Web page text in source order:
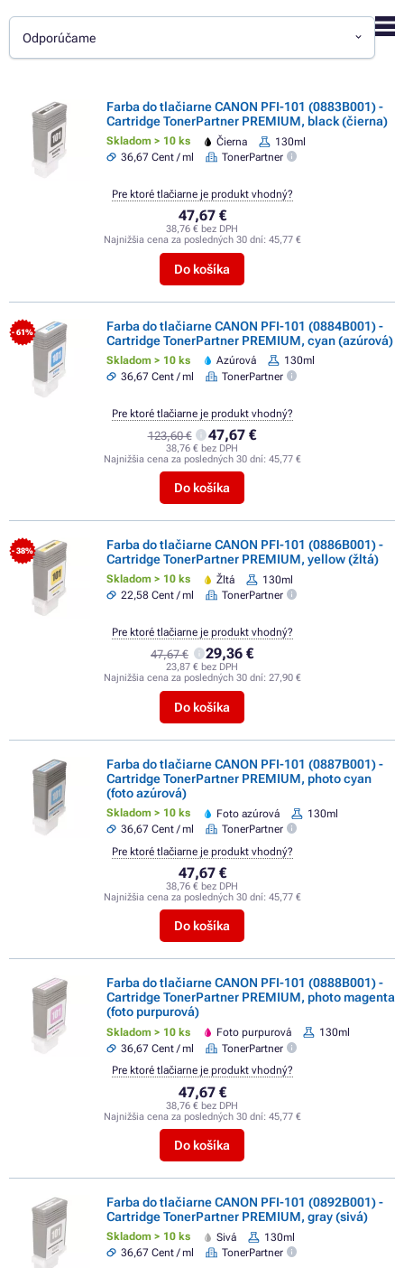
Odporúčame
Farba do tlačiarne CANON PFI-101 (0883B001) -
Cartridge TonerPartner PREMIUM, black (čierna)
Skladom > 10 ks Čierna
130ml
36,67 Cent / ml
TonerPartner
47,67 €
38,76 € bez DPH
Najnižšia cena za posledných 30 dní: 45,77 €
Do košíka
Pre ktoré tlačiarne je produkt vhodný?
- 61%
Farba do tlačiarne CANON PFI-101 (0884B001) -
Cartridge TonerPartner PREMIUM, cyan (azúrová)
Skladom > 10 ks Azúrová
130ml
36,67 Cent / ml
TonerPartner
123,60 € 47,67 €
38,76 € bez DPH
Najnižšia cena za posledných 30 dní: 45,77 €
Do košíka
Pre ktoré tlačiarne je produkt vhodný?
- 38%
Farba do tlačiarne CANON PFI-101 (0886B001) -
Cartridge TonerPartner PREMIUM, yellow (žltá)
Skladom > 10 ks Žltá
130ml
22,58 Cent / ml
TonerPartner
47,67 € 29,36 €
23,87 € bez DPH
Najnižšia cena za posledných 30 dní: 27,90 €
Do košíka
Pre ktoré tlačiarne je produkt vhodný?
Farba do tlačiarne CANON PFI-101 (0887B001) -
Cartridge TonerPartner PREMIUM, photo cyan
(foto azúrová)
Skladom > 10 ks Foto azúrová
130ml
36,67 Cent / ml
TonerPartner
47,67 €
38,76 € bez DPH
Najnižšia cena za posledných 30 dní: 45,77 €
Do košíka
Pre ktoré tlačiarne je produkt vhodný?
Farba do tlačiarne CANON PFI-101 (0888B001) -
Cartridge TonerPartner PREMIUM, photo magenta
(foto purpurová)
Skladom > 10 ks Foto purpurová
130ml
36,67 Cent / ml
TonerPartner
47,67 €
38,76 € bez DPH
Najnižšia cena za posledných 30 dní: 45,77 €
Do košíka
Pre ktoré tlačiarne je produkt vhodný?
Farba do tlačiarne CANON PFI-101 (0892B001) -
Cartridge TonerPartner PREMIUM, gray (sivá)
Skladom > 10 ks Sivá
130ml
36,67 Cent / ml
TonerPartner